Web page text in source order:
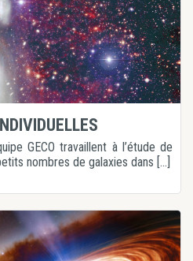
GECO travaillent à l’étude de
nombres de galaxies dans [...]